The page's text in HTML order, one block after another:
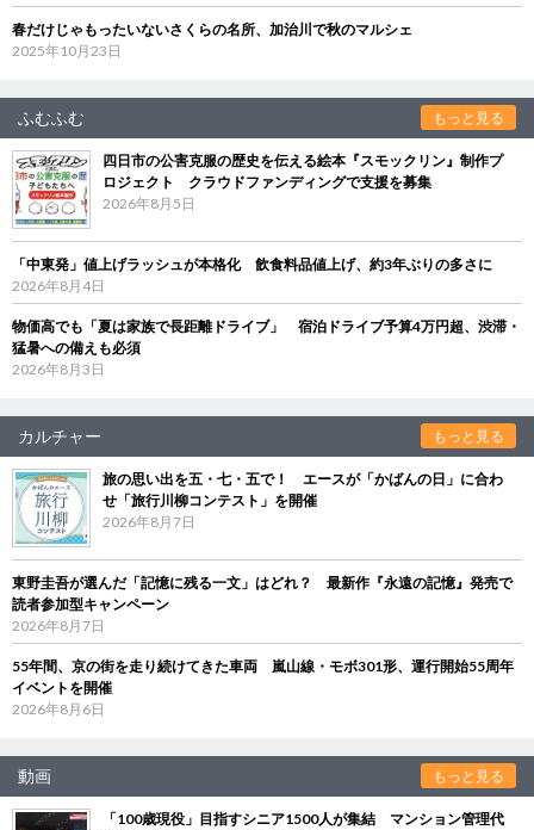
春だけじゃもったいないさくらの名所、加治川で秋のマルシェ
2025年10月23日
ふむふむ もっと見る
四日市の公害克服の歴史を伝える絵本『スモックリン』制作プ
ロジェクト クラウドファンディングで支援を募集
2026年8月5日
「中東発」値上げラッシュが本格化 飲食料品値上げ、約3年ぶりの多さに
2026年8月4日
物価高でも「夏は家族で長距離ドライブ」 宿泊ドライブ予算4万円超、渋滞・
猛暑への備えも必須
2026年8月3日
カルチャー もっと見る
旅の思い出を五・七・五で！ エースが「かばんの日」に合わ
せ「旅行川柳コンテスト」を開催
2026年8月7日
東野圭吾が選んだ「記憶に残る一文」はどれ？ 最新作『永遠の記憶』発売で
読者参加型キャンペーン
2026年8月7日
55年間、京の街を走り続けてきた車両 嵐山線・モボ301形、運行開始55周年
イベントを開催
2026年8月6日
動画 もっと見る
「100歳現役」目指すシニア1500人が集結 マンション管理代